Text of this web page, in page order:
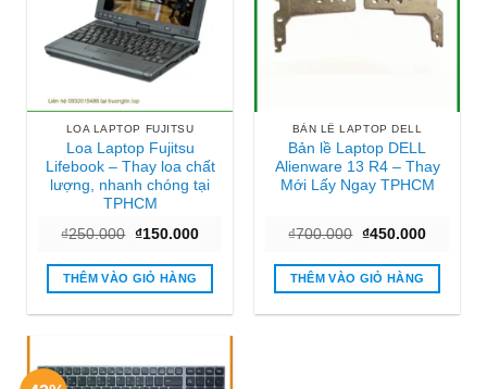
LOA LAPTOP FUJITSU
Loa Laptop Fujitsu
Lifebook – Thay loa chất
lượng, nhanh chóng tại
TPHCM
₫250.000 Giá
là:
₫250.000.
₫150.000Giá
tại
₫150.000.
THÊM VÀO GIỎ HÀNG
BẢN LỀ LAPTOP DELL
Bản lề Laptop DELL
Alienware 13 R4 – Thay
Mới Lấy Ngay TPHCM
₫700.000 Giá
là:
₫700.000.
₫450.000Giá
tại
THÊM VÀO GIỎ HÀNG